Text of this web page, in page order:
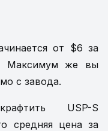
от $6 за
Максимум же вы
с завода.
USP-S
средняя цена за